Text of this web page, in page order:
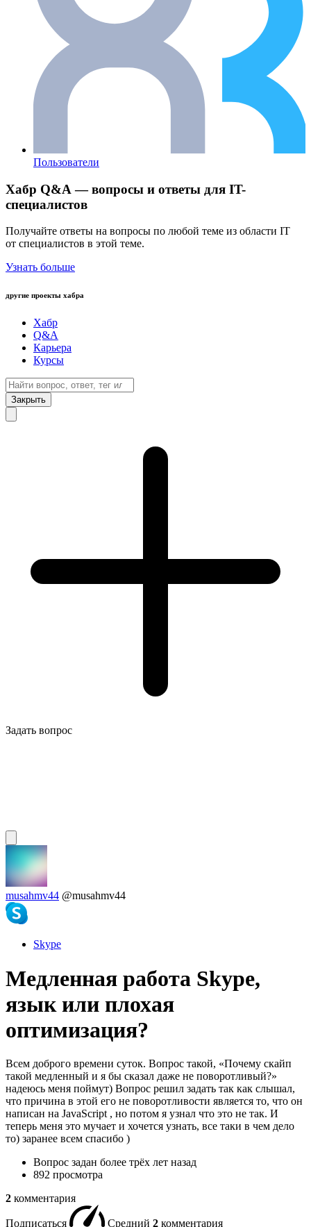
Пользователи
Хабр Q&A — вопросы и ответы для IT-
специалистов
Получайте ответы на вопросы по любой теме из области IT
от специалистов в этой теме.
Узнать больше
другие проекты хабра
Хабр
Q&A
Карьера
Курсы
Закрыть
Задать вопрос
musahmv44 @musahmv44
Skype
Медленная работа Skype,
язык или плохая
оптимизация?
Всем доброго времени суток. Вопрос такой, «Почему скайп
такой медленный и я бы сказал даже не поворотливый?»
надеюсь меня поймут) Вопрос решил задать так как слышал,
что причина в этой его не поворотливости является то, что он
написан на JavaScript , но потом я узнал что это не так. И
теперь меня это мучает и хочется узнать, все таки в чем дело
то) заранее всем спасибо )
Вопрос задан более трёх лет назад
892 просмотра
2 комментария
Подписаться Средний 2 комментария